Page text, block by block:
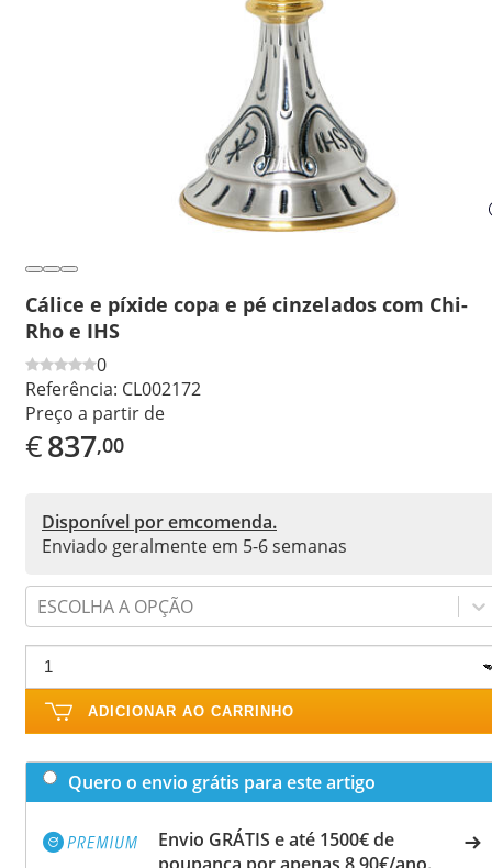
Cálice e píxide copa e pé cinzelados com Chi-
Rho e IHS
0
Referência: CL002172
Preço a partir de
€837,00
Disponível por emcomenda.
Enviado geralmente em 5-6 semanas
ESCOLHA A OPÇÃO
ADICIONAR AO CARRINHO
Quero o envio grátis para este artigo
Envio GRÁTIS e até 1500€ de